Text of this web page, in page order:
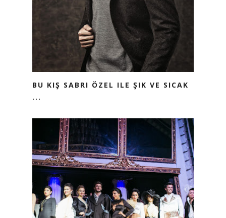
BU KIŞ SABRI ÖZEL ILE ŞIK VE SICAK
...